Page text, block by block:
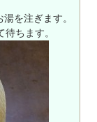
を注ぎます。
ちます。